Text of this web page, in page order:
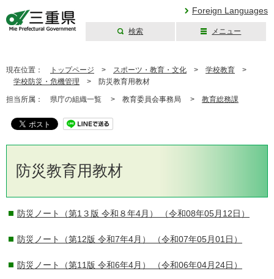
Foreign Languages
検索 メニュー
現在位置： トップページ > スポーツ・教育・文化 > 学校教育 >
学校防災・危機管理 > 防災教育用教材
担当所属： 県庁の組織一覧 > 教育委員会事務局 > 教育総務課
防災教育用教材
防災ノート（第1３版 令和８年4月） （令和08年05月12日）
防災ノート（第12版 令和7年4月） （令和07年05月01日）
防災ノート（第11版 令和6年4月） （令和06年04月24日）